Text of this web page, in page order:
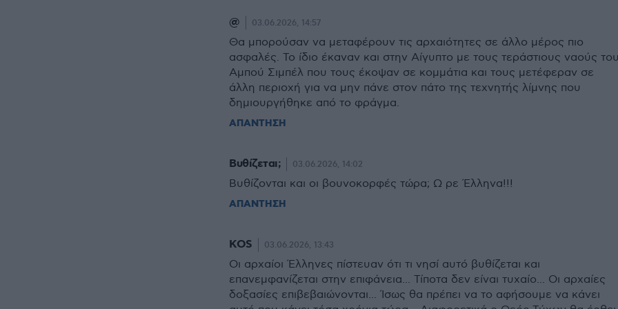
@ 03.06.2026, 14:57
Θα μπορούσαν να μεταφέρουν τις αρχαιότητες σε άλλο μέρος πιο
ασφαλές. Το ίδιο έκαναν και στην Αίγυπτο με τους τεράστιους ναούς
Αμπού Σιμπέλ που τους έκοψαν σε κομμάτια και τους μετέφεραν σε
άλλη περιοχή για να μην πάνε στον πάτο της τεχνητής λίμνης που
δημιουργήθηκε από το φράγμα.
ΑΠΑΝΤΗΣΗ
Βυθίζεται; 03.06.2026, 14:02
Βυθίζονται και οι βουνοκορφές τώρα; Ω ρε Έλληνα!!!
ΑΠΑΝΤΗΣΗ
KOS 03.06.2026, 13:43
Οι αρχαίοι Έλληνες πίστευαν ότι τι νησί αυτό βυθίζεται και
επανεμφανίζεται στην επιφάνεια... Τίποτα δεν είναι τυχαίο... Οι αρχαίες
δοξασίες επιβεβαιώνονται... Ίσως θα πρέπει να το αφήσουμε να κάνει